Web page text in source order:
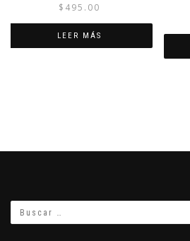
$ 495.00
LEER MÁS